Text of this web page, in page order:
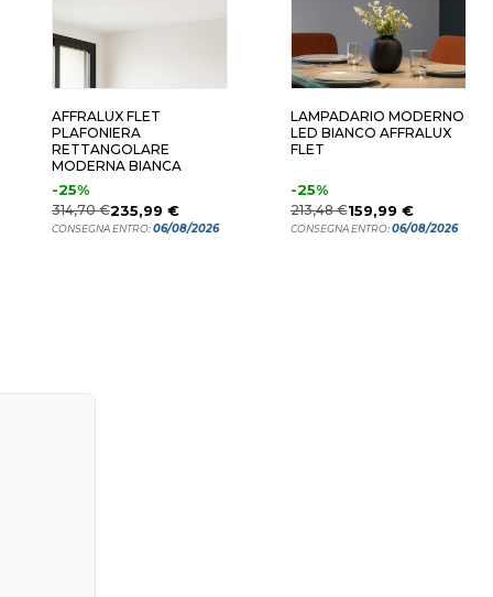
43X43 4 LUCI
AFFRALUX FLET
PLAFONIERA
RETTANGOLARE
MODERNA BIANCA
-25%
314,70 €235,99 €
CONSEGNA ENTRO:06/08/2026
LAMPADARIO MODERNO
LED BIANCO AFFRALUX
FLET
-25%
213,48 €159,99 €
CONSEGNA ENTRO:06/08/2026